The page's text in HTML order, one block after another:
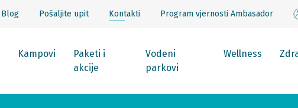
Blog Pošaljite upit Kontakti Program vjernosti Ambasador
Kampovi
Paketi i
akcije
Vodeni
parkovi
Wellness